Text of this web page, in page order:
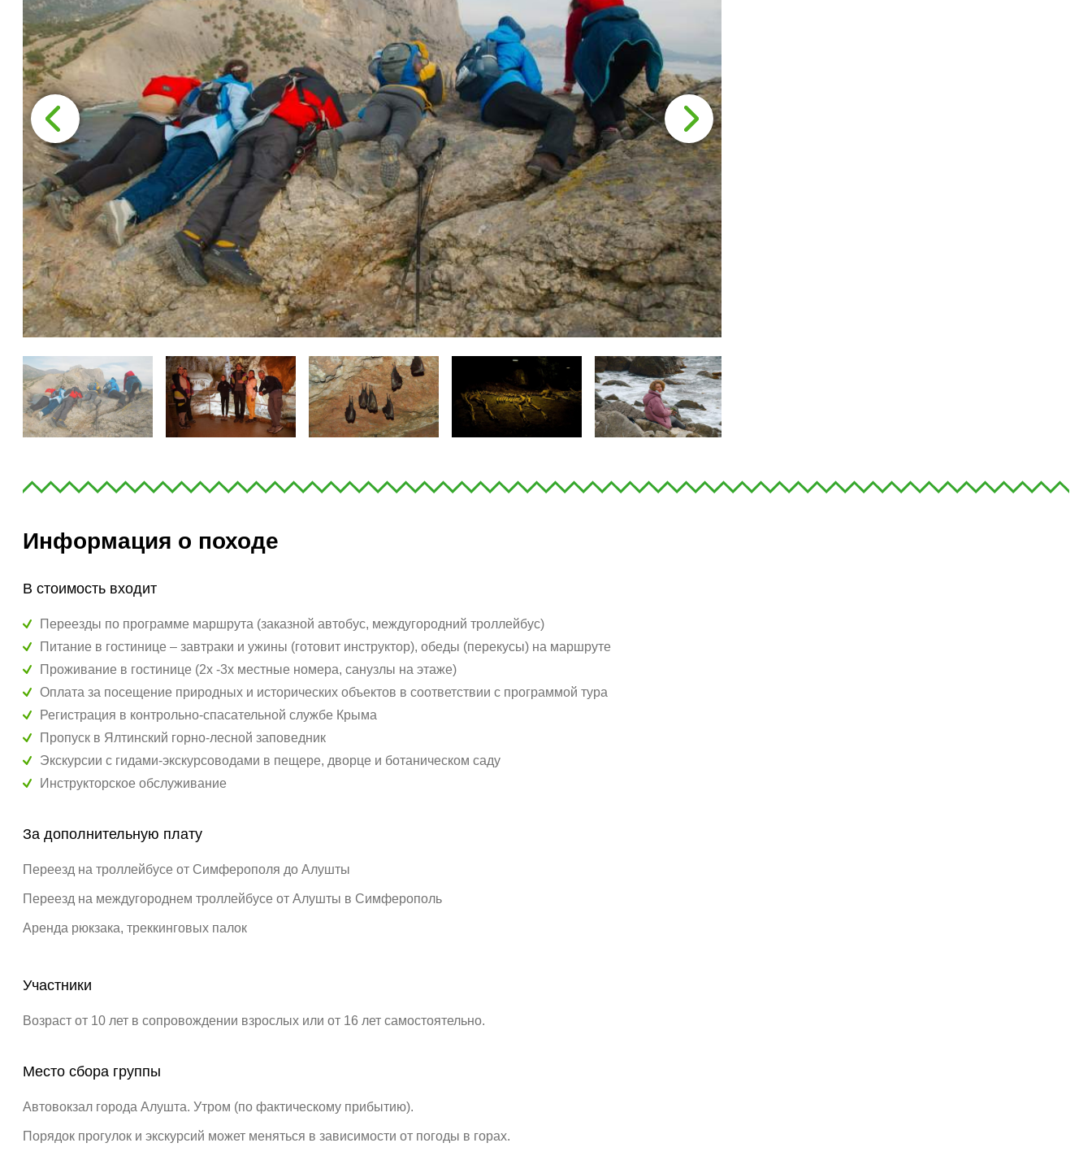
Информация о походе
В стоимость входит
Переезды по программе маршрута (заказной автобус, междугородний троллейбус)
Питание в гостинице – завтраки и ужины (готовит инструктор), обеды (перекусы) на маршруте
Проживание в гостинице (2х -3х местные номера, санузлы на этаже)
Оплата за посещение природных и исторических объектов в соответствии с программой тура
Регистрация в контрольно-спасательной службе Крыма
Пропуск в Ялтинский горно-лесной заповедник
Экскурсии с гидами-экскурсоводами в пещере, дворце и ботаническом саду
Инструкторское обслуживание
За дополнительную плату
Переезд на троллейбусе от Симферополя до Алушты
Переезд на междугороднем троллейбусе от Алушты в Симферополь
Аренда рюкзака, треккинговых палок
Участники
Возраст от 10 лет в сопровождении взрослых или от 16 лет самостоятельно.
Место сбора группы
Автовокзал города Алушта. Утром (по фактическому прибытию).
Порядок прогулок и экскурсий может меняться в зависимости от погоды в горах.